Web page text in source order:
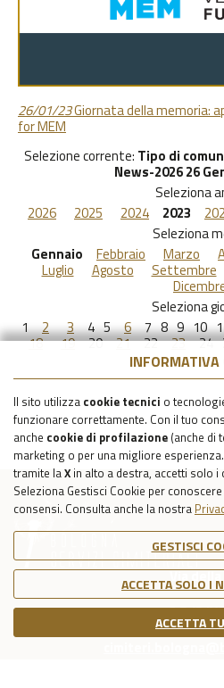
INFORMATIVA
Il sito utilizza cookie tecnici o
funzionare correttamente. Con il tuo
anche cookie di profilazione (anche di
marketing o per una migliore
tramite laX in alto a destra, accetti solo i
Seleziona Gestisci Cookie per
consensi. Consulta anche la nostra
GESTISCI
ACCETTA SOLO I
ACCETTA
26/01/23Giornata della memoria:
for MEM
Selezione corrente: Tipo di
News-2026 26
Seleziona
2026
2025 2024 2023
Seleziona
Gennaio
Febbraio Marzo
Luglio Agosto Settembre
Seleziona
1
2 3 4 5 6 7 8 9 10
18 19 20 21 22 23 24
Via
C.F./
Capitale